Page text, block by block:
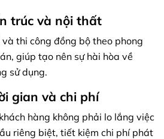
trúc và nội thất
thi công đồng bộ theo phong
giúp tạo nên sự hài hòa về
sử dụng.
gian và chi phí
hàng không phải lo lắng việc
riêng biệt, tiết kiệm chi phí phát